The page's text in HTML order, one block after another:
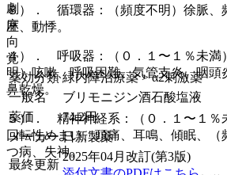
３）． 循環器：（頻度不明）徐脈、
圧、動悸。
４）． 呼吸器：（０．１〜１％未満
明）咳嗽、呼吸困難、気管支炎、咽頭
鼻乾燥。
５）． 精神神経系：（０．１〜１％
回転性めまい、頭痛、耳鳴、傾眠、（
つ病、失神。
劇
麻
向
覚
薬効分類 緑内障治療薬 > α2刺激薬
一般名
ブリモニジン酒石酸塩液
薬価
74.2円
メーカー 日新製薬
最終更新
2025年04月改訂(第3版)